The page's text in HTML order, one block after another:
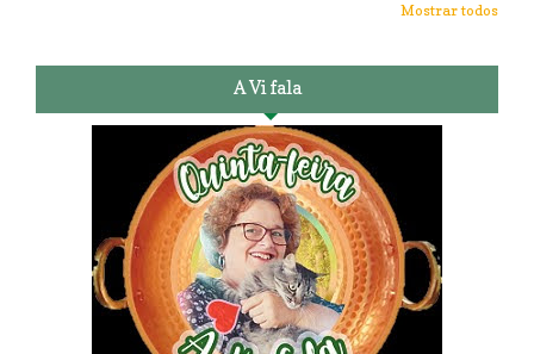
Mostrar todos
A Vi fala